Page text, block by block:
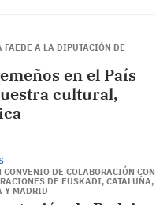
FAEDE A LA DIPUTACIÓN DE
en el País
cultural,
CONVENIO DE COLABORACIÓN CON
DE EUSKADI, CATALUÑA,
Y MADRID